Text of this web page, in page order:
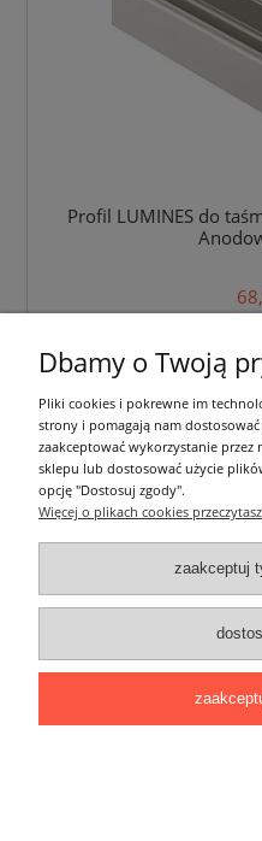
Profil LUMINES do
do
Dbamy o Twoją
Pliki cookies i pokrewne im
strony i pomagają nam
zaakceptować wykorzystanie
sklepu lub dostosować użycie
opcję "Dostosuj zgody".
Więcej o plikach cookies
zaakceptuj